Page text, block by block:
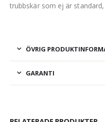
trubbskär som ej är
ÖVRIG
GARANTI